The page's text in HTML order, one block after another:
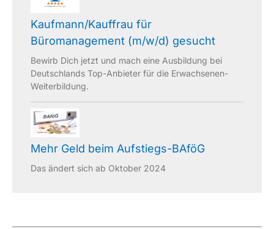
Kaufmann/Kauffrau für
Büromanagement (m/w/d) gesucht
Bewirb Dich jetzt und mach eine Ausbildung bei
Deutschlands Top-Anbieter für die Erwachsenen-
Weiterbildung.
Mehr Geld beim Aufstiegs-BAföG
Das ändert sich ab Oktober 2024